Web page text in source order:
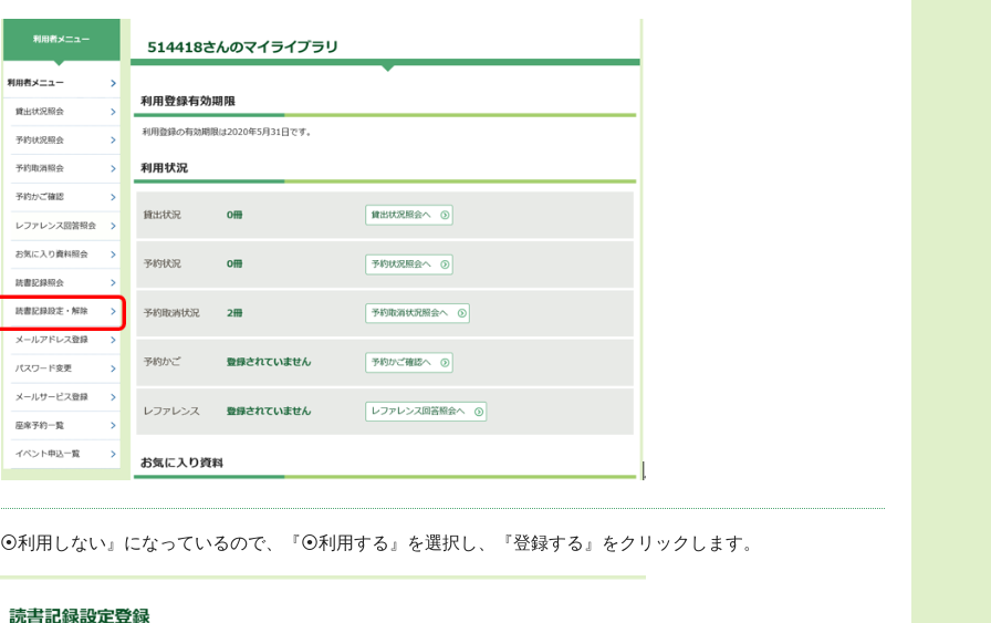
利用しない』になっているので、『⦿利用する』を選択し、『登録する』をクリックします。